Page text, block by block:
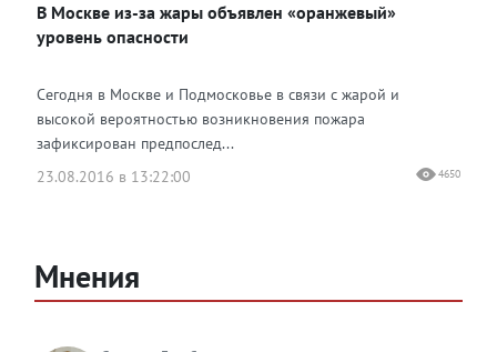
В Москве из-за жары объявлен «оранжевый»
уровень опасности
Сегодня в Москве и Подмосковье в связи с жарой и
высокой вероятностью возникновения пожара
зафиксирован предпослед...
23.08.2016 в 13:22:00
4650
Мнения